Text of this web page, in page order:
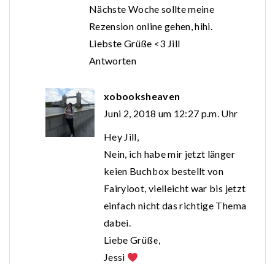
Nächste Woche sollte meine
Rezension online gehen, hihi.
Liebste Grüße <3 Jill
Antworten
xobooksheaven
Juni 2, 2018 um 12:27 p.m. Uhr
Hey Jill,
Nein, ich habe mir jetzt länger
keien Buchbox bestellt von
Fairyloot, vielleicht war bis jetzt
einfach nicht das richtige Thema
dabei.
Liebe Grüße,
Jessi